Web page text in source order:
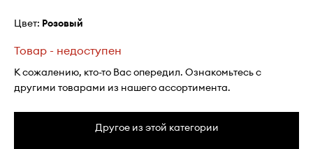
Цвет: розовый
Товар - недоступен
К сожалению, кто-то Вас опередил. Ознакомьтесь с
другими товарами из нашего ассортимента.
Другое из этой категории